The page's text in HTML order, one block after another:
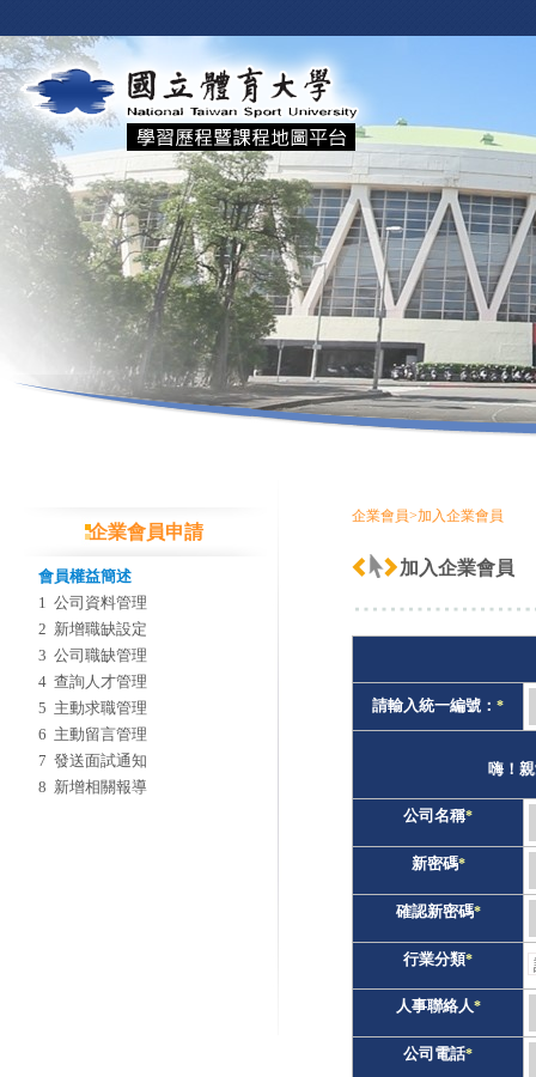
企業會員申請
會員權益簡述
1 公司資料管理
2 新增職缺設定
3 公司職缺管理
4 查詢人才管理
5 主動求職管理
6 主動留言管理
7 發送面試通知
8 新增相關報導
企業會員>加入企業會員
加入企業會員
請輸入統一編號： *
嗨！
公司名稱*
新密碼*
確認新密碼*
行業分類*
人事聯絡人*
公司電話*